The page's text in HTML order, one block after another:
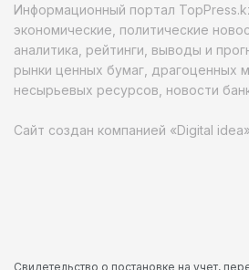
Информационный портал
экономические, политические
аналитика, рейтинги, выводы и
рынки ценных бумаг, драгоценных
несырьевых ресурсов, новости
Сайт создан компанией «Digital idea»
Свидетельство о постановке на учет,